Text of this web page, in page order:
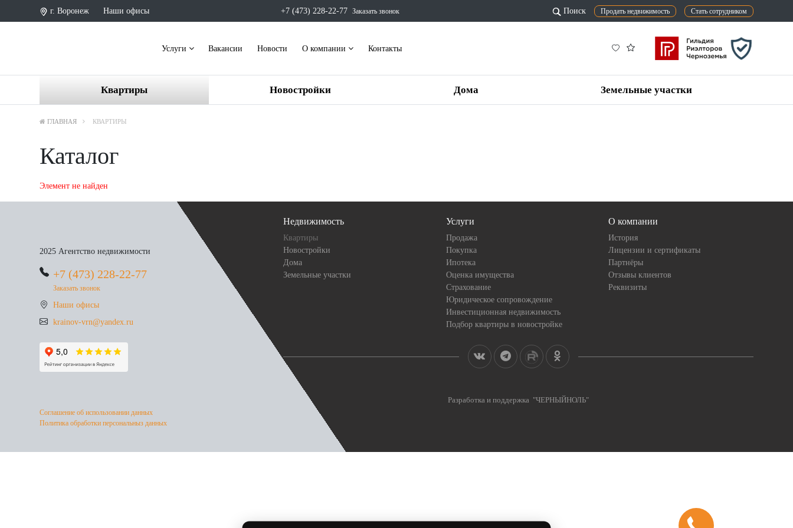
г. Воронеж Наши офисы +7 (473) 228-22-77 Заказать звонок Поиск Продать недвижимость Стать сотрудником
Услуги Вакансии Новости О компании Контакты
Квартиры Новостройки Дома Земельные участки
ГЛАВНАЯ КВАРТИРЫ
Каталог
Элемент не найден
2025 Агентство недвижимости
+7 (473) 228-22-77
Заказать звонок
Наши офисы
krainov-vrn@yandex.ru
Соглашение об использовании данных
Политика обработки персональныз данных
Недвижимость
Квартиры
Новостройки
Дома
Земельные участки
Услуги
Продажа
Покупка
Ипотека
Оценка имущества
Страхование
Юридическое сопровождение
Инвестиционная недвижимость
Подбор квартиры в новостройке
О компании
История
Лицензии и сертификаты
Партнёры
Отзывы клиентов
Реквизиты
Разработка и поддержка "ЧЕРНЫЙНОЛЬ"